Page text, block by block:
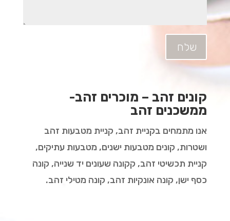
שלח
קונים זהב – מוכרים זהב-
ממשכנים זהב
אנו מתמחים בקניית זהב, קניית מטבעות זהב
ושטרות, קונים מטבעות ישנים, מטבעות עתיקים,
קניית תכשיטי זהב, קקונה שעונים יד שנייה, קונה
כסף ישן, קונה אונקיות זהב, קונה מטילי זהב.